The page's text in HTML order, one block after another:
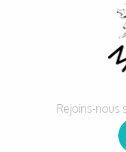
Rejoins-nous